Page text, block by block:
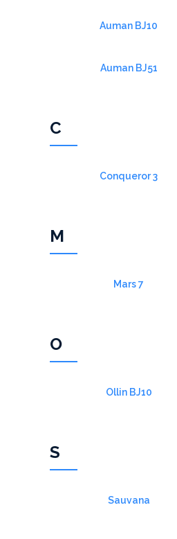
Auman BJ10
Auman BJ51
C
Conqueror 3
M
Mars 7
O
Ollin BJ10
S
Sauvana